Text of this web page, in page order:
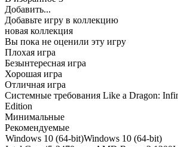
Добавить...
Добавьте игру в коллекцию
новая коллекция
Вы пока не оценили эту игру
Плохая игра
Безынтересная игра
Хорошая игра
Отличная игра
Системные требования Like a Dragon:
Edition
Минимальные
Рекомендуемые
Windows 10 (64-bit)Windows 10 (64-bit)